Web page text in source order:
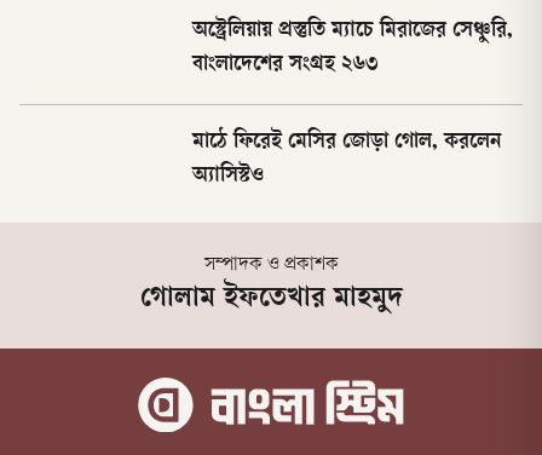
অস্ট্রেলিয়ায় প্রস্তুতি ম্যাচে মিরাজের সেঞ্চুরি,
বাংলাদেশের সংগ্রহ ২৬৩
মাঠে ফিরেই মেসির জোড়া গোল, করলেন
অ্যাসিস্টও
সম্পাদক ও প্রকাশক
গোলাম ইফতেখার মাহমুদ